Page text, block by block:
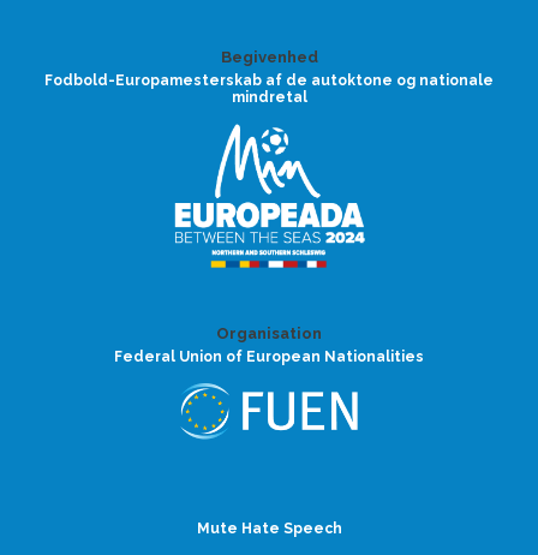
Begivenhed
Fodbold-Europamesterskab af de autoktone og nationale
mindretal
Organisation
Federal Union of European Nationalities
Mute Hate Speech